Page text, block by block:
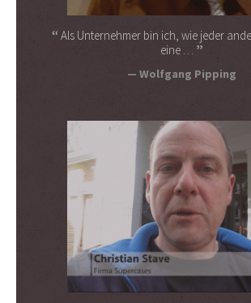
Als Unternehmer bin ich, wie jeder
eine …
Wolfgang Pipping